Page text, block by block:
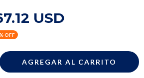
USD
% OFF